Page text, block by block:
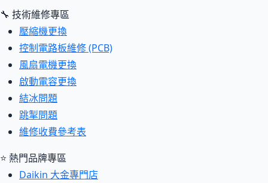
🔧 技術維修專區
壓縮機更換
控制電路板維修 (PCB)
風扇電機更換
啟動電容更換
結冰問題
跳掣問題
維修收費參考表
⭐ 熱門品牌專區
Daikin 大金專門店